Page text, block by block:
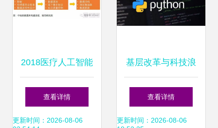
2018医疗人工智能
报告 60家国内企业
产品落地现状揭示
查看详情
更新时间：2026-08-06
基层改革与科技浪
潮下的县域就业新
图景
查看详情
更新时间：2026-08-06